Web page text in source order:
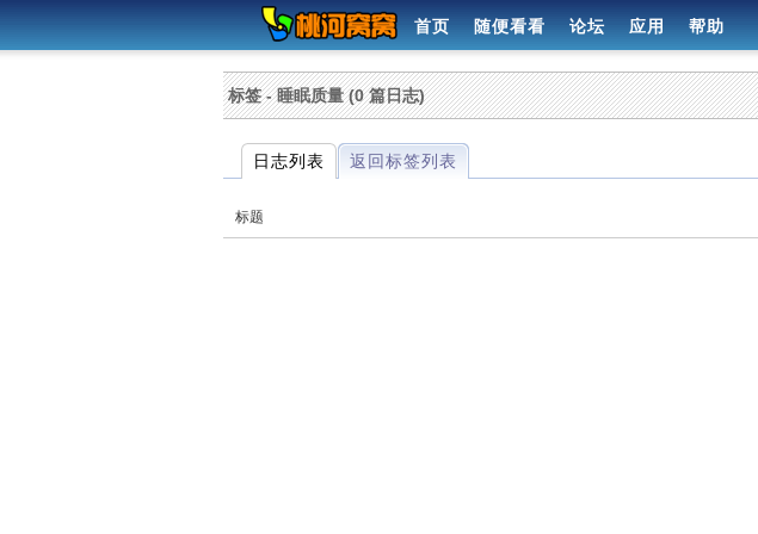
首页 随便看看 论坛 应用 帮助
标签 - 睡眠质量 (0 篇日志)
日志列表 返回标签列表
标题